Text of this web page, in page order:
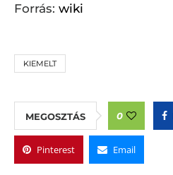
Forrás: wiki
KIEMELT
MEGOSZTÁS 0
Pinterest Email